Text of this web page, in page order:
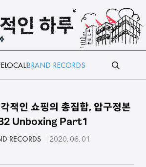
LOCALBRAND RECORDS
적인 쇼핑의 총집합, 압구정본
Unboxing Part1
RECORDS 2020. 06. 01